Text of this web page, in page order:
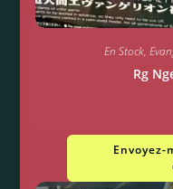
En Stock,
Rg